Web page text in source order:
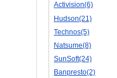
Избей Их Всех(22)
Мотокросс(4)
Реслинг(10)
Подводная Лодка(2)
Лабиринт(2)
3D(12)
Activision(6)
Hudson(21)
Technos(5)
Natsume(8)
SunSoft(24)
Banpresto(2)